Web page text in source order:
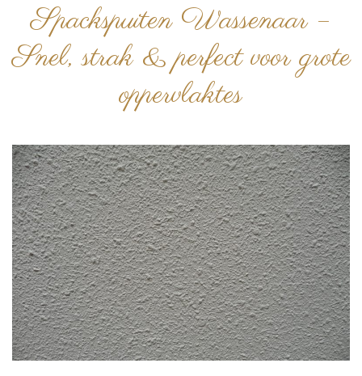
Spackspuiten Wassenaar –
Snel, strak & perfect voor grote
oppervlaktes